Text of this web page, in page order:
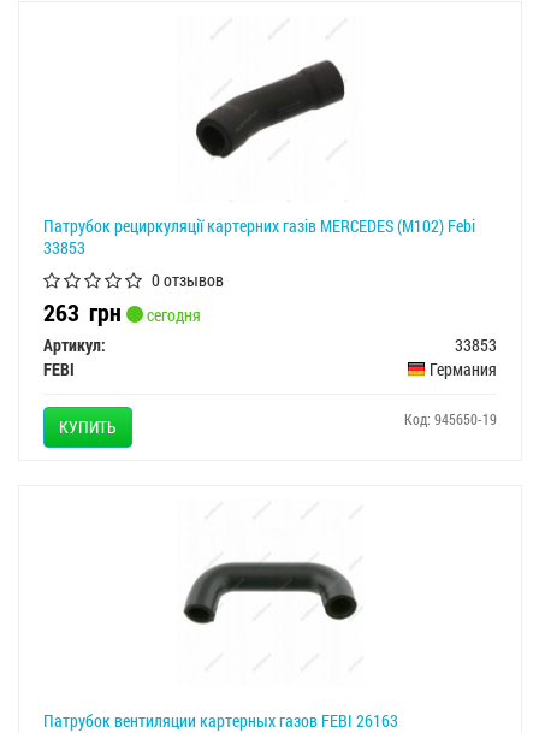
Патрубок рециркуляції картерних газів MERCEDES (M102) Febi
33853
0 отзывов
263 грн
сегодня
Артикул:
33853
FEBI
Германия
КУПИТЬ Код: 945650-19
Патрубок вентиляции картерных газов FEBI 26163